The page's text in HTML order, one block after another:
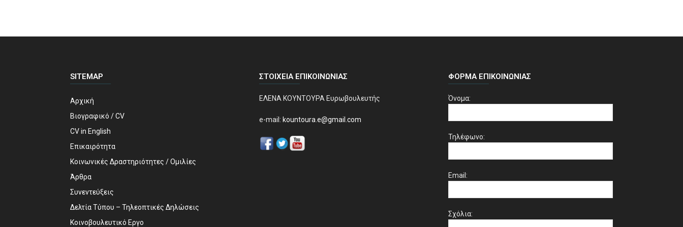
SITEMAP
Αρχική
Βιογραφικό / CV
CV in English
Επικαιρότητα
Κοινωνικές Δραστηριότητες / Ομιλίες
Άρθρα
Συνεντεύξεις
Δελτία Τύπου – Τηλεοπτικές Δηλώσεις
Κοινοβουλευτικό Εργο
ΣΤΟΙΧΕΊΑ ΕΠΙΚΟΙΝΩΝΊΑΣ
ΕΛΕΝΑ ΚΟΥΝΤΟΥΡΑ Ευρωβουλευτής
e-mail: kountoura.e@gmail.com
ΦΌΡΜΑ ΕΠΙΚΟΙΝΩΝΊΑΣ
Όνομα:
Τηλέφωνο:
Email:
Σχόλια: